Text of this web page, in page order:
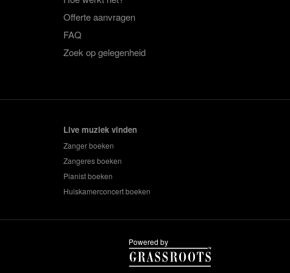
Offerte aanvragen
FAQ
Zoek op gelegenheid
Live muziek vinden
Zanger boeken
Zangeres boeken
Pianist boeken
Huiskamerconcert boeken